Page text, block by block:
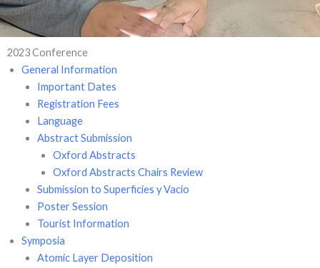
2023 Conference
General Information
Important Dates
Registration Fees
Language
Abstract Submission
Oxford Abstracts
Oxford Abstracts Chairs Review
Submission to Superficies y Vacio
Poster Session
Tourist Information
Symposia
Atomic Layer Deposition